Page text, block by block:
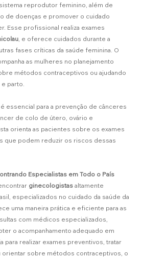
reprodutor feminino, além de
de doenças e promover o cuidado
Esse profissional realiza exames
, e oferece cuidados durante a
fases críticas da saúde feminina. O
as mulheres no planejamento
métodos contraceptivos ou ajudando
parto.
essencial para a prevenção de cânceres
de colo de útero, ovário e
orienta as pacientes sobre os exames
que podem reduzir os riscos dessas
Especialistas em Todo o País
ginecologistas altamente
especializados no cuidado da saúde da
uma maneira prática e eficiente para as
com médicos especializados,
o acompanhamento adequado em
para realizar exames preventivos, tratar
sobre métodos contraceptivos, o